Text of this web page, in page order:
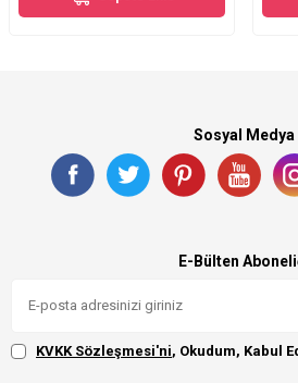
Sosyal Medya
E-Bülten
KVKK Sözleşmesi'ni, Okudum, Kabul